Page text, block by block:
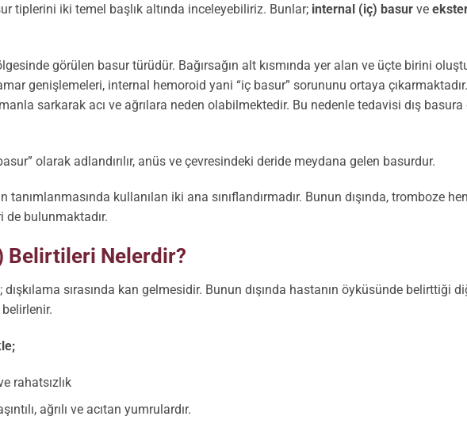
tiplerini iki temel başlık altında inceleyebiliriz. Bunlar; internal (iç) basur ve
görülen basur türüdür. Bağırsağın alt kısmında yer alan ve üçte birini
genişlemeleri, internal hemoroid yani “iç basur” sorununu ortaya
sarkarak acı ve ağrılara neden olabilmektedir. Bu nedenle tedavisi dış basura
olarak adlandırılır, anüs ve çevresindeki deride meydana gelen basurdur.
kullanılan iki ana sınıflandırmadır. Bunun dışında, tromboze
de bulunmaktadır.
Belirtileri Nelerdir?
sırasında kan gelmesidir. Bunun dışında hastanın öyküsünde belirttiği
rahatsızlık
ağrılı ve acıtan yumrulardır.